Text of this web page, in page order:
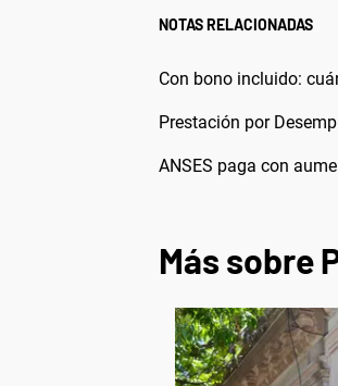
NOTAS RELACIONADAS
Con bono incluido:
Prestación por
ANSES paga con
Más sobre